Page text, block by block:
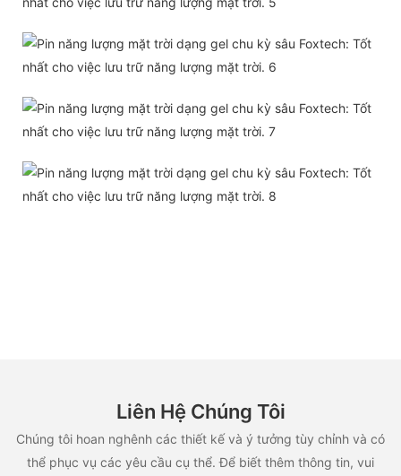
Liên Hệ Chúng Tôi
Chúng tôi hoan nghênh các thiết kế và ý tưởng tùy chỉnh và có
thể phục vụ các yêu cầu cụ thể. Để biết thêm thông tin, vui